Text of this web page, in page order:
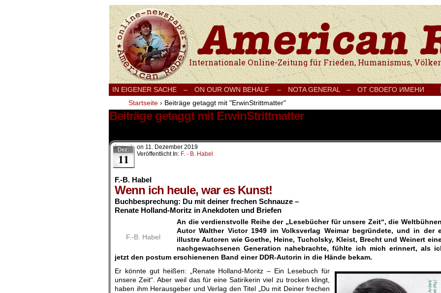
Internationale Onlinezeitung für Frieden, Humanismus, Völkerverständigung und
IN EIGENER SACHE – ON OUR OWN BEHALF – NOTA GENERAL –
ОТ СВОЕГО ИМЕНИ
Startseite › Beiträge getaggt mit "ErwinStrittmatter"
Beiträge getaggt mit ErwinStrittmatter
Dez.
11
on 11. Dezember 2019
Veröffentlicht In: F. - B. Habel
F.-B. Habel
Wenn ich heule, war es Kunst!
Buchbesprechung: Du mit deiner frechen Schnauze –
Renate Holland-Moritz in Anekdoten und Briefen
F.-B. Habel
An die verdienstvolle Reihe der „Lesebücher für unsere Zeit“, die
Autor Walther Victor 1949 im Volksverlag Weimar begründete, und in der
illustre Autoren wie Goethe, Heine, Tucholsky, Kleist, Brecht und Weinert
nachgewachsenen Generation nahebrachte, fühlte ich mich erinnert, als
jetzt den postum erschienenen Band einer DDR-Autorin in die Hände bekam.
Er könnte gut heißen: „Renate Holland-Moritz – Ein Lesebuch für
unsere Zeit“. Aber weil das für eine Satirikerin viel zu trocken klingt,
haben ihm Herausgeber und Verlag den Titel „Du mit Deiner frechen